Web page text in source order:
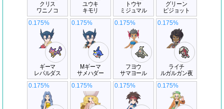
クリス
ワニノコ
ユウキ
キモリ
トウヤ
ミジュマル
グリーン
ピジョット
ギーマ
レパルダス
0.175%
Mギーマ
サメハダー
0.175%
フヨウ
サマヨール
0.175%
ライチ
ルガルガン夜
0.175%
0.175% 0.175% 0.175% 0.175%